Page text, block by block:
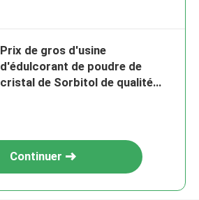
Prix ​​de gros d'usine
d'édulcorant de poudre de
cristal de Sorbitol de qualité
Continuer